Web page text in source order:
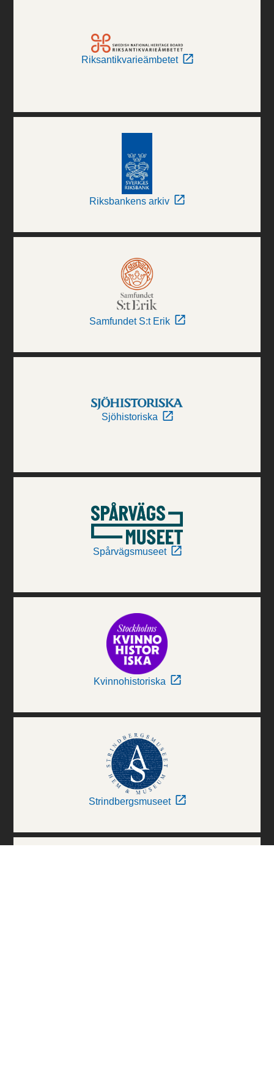
Riksantikvarieämbetet
Riksbankens arkiv
Samfundet S:t Erik
Sjöhistoriska
Spårvägsmuseet
Kvinnohistoriska
Strindbergsmuseet